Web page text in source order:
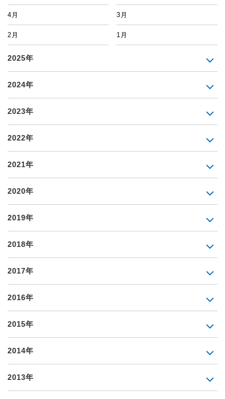
4月 3月
2月 1月
2025年
2024年
2023年
2022年
2021年
2020年
2019年
2018年
2017年
2016年
2015年
2014年
2013年